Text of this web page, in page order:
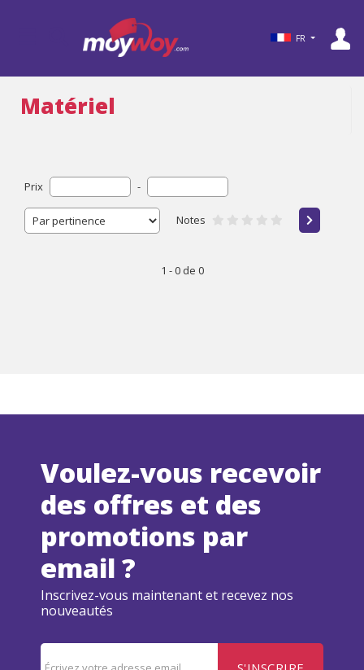
FR
Matériel
Prix -
Notes
1 - 0 de 0
Voulez-vous recevoir
des offres et des
promotions par
email ?
Inscrivez-vous maintenant et recevez nos
nouveautés